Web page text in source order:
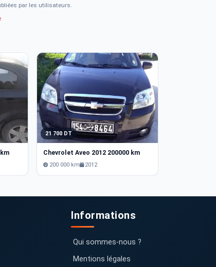
par les utilisateurs.
21 700 DT
Chevrolet Aveo 2012 200000 km
200 000 km 2012
Informations
Qui sommes-nous ?
Mentions légales